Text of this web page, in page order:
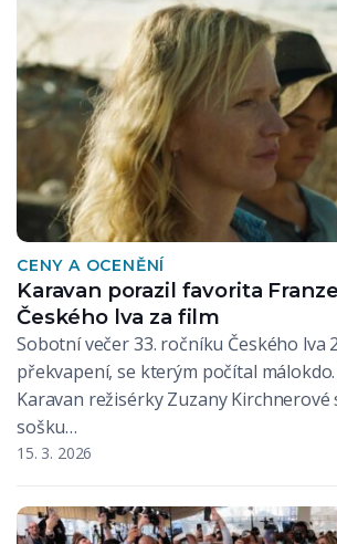
CENY A OCENĚNÍ
Karavan porazil favorita
Českého lva za film
Sobotní večer 33. ročníku Českého lva
překvapení, se kterým počítal
Karavan režisérky Zuzany Kirchnerové
sošku…
15. 3. 2026